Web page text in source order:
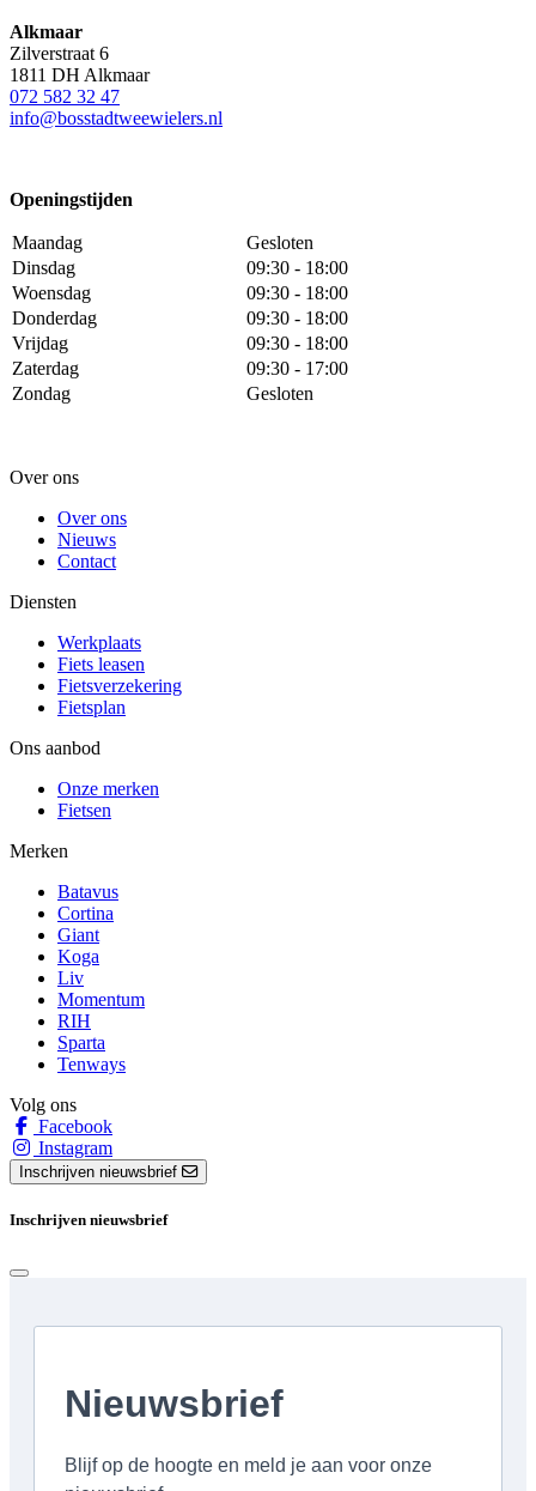
Alkmaar
Zilverstraat 6
1811 DH Alkmaar
072 582 32 47
info@bosstadtweewielers.nl
Openingstijden
Maandag
Gesloten
Dinsdag
09:30 - 18:00
Woensdag
09:30 - 18:00
Donderdag
09:30 - 18:00
Vrijdag
09:30 - 18:00
Zaterdag
09:30 - 17:00
Zondag
Gesloten
Over ons
Over ons
Nieuws
Contact
Diensten
Werkplaats
Fiets leasen
Fietsverzekering
Fietsplan
Ons aanbod
Onze merken
Fietsen
Merken
Batavus
Cortina
Giant
Koga
Liv
Momentum
RIH
Sparta
Tenways
Volg ons
Facebook
Instagram
Inschrijven nieuwsbrief
Inschrijven nieuwsbrief